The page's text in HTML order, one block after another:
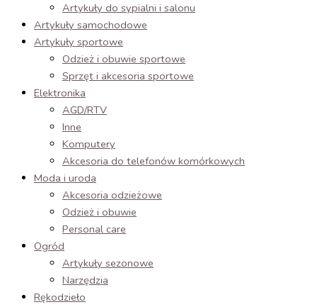
Artykuły do sypialni i salonu
Artykuły samochodowe
Artykuły sportowe
Odzież i obuwie sportowe
Sprzęt i akcesoria sportowe
Elektronika
AGD/RTV
Inne
Komputery
Akcesoria do telefonów komórkowych
Moda i uroda
Akcesoria odzieżowe
Odzież i obuwie
Personal care
Ogród
Artykuły sezonowe
Narzędzia
Rękodzieło